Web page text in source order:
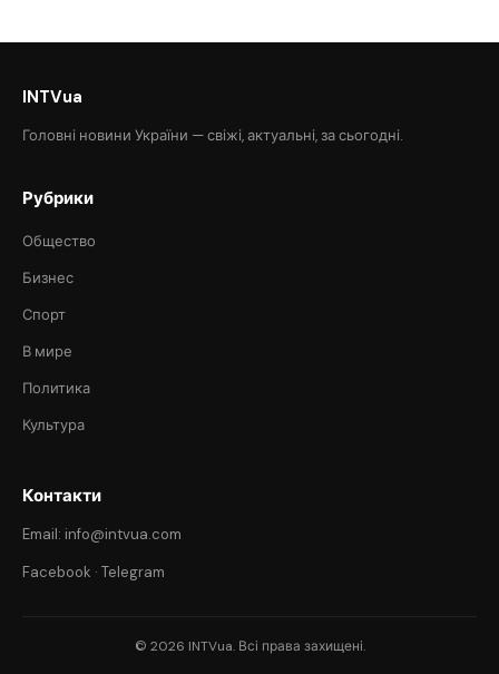
INTVua
Головні новини України — свіжі, актуальні, за сьогодні.
Рубрики
Общество
Бизнес
Спорт
В мире
Политика
Культура
Контакти
Email: info@intvua.com
Facebook · Telegram
© 2026 INTVua. Всі права захищені.